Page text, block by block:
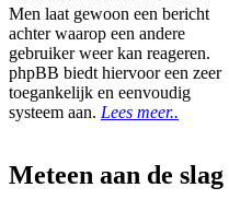
Men laat gewoon een bericht
achter waarop een andere
gebruiker weer kan reageren.
phpBB biedt hiervoor een zeer
toegankelijk en eenvoudig
systeem aan. Lees meer..
Meteen aan de slag